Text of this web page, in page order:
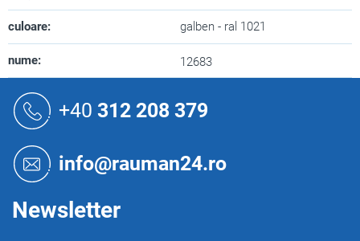
culoare: galben - ral 1021
nume: 12683
+40 312 208 379
info@rauman24.ro
Newsletter